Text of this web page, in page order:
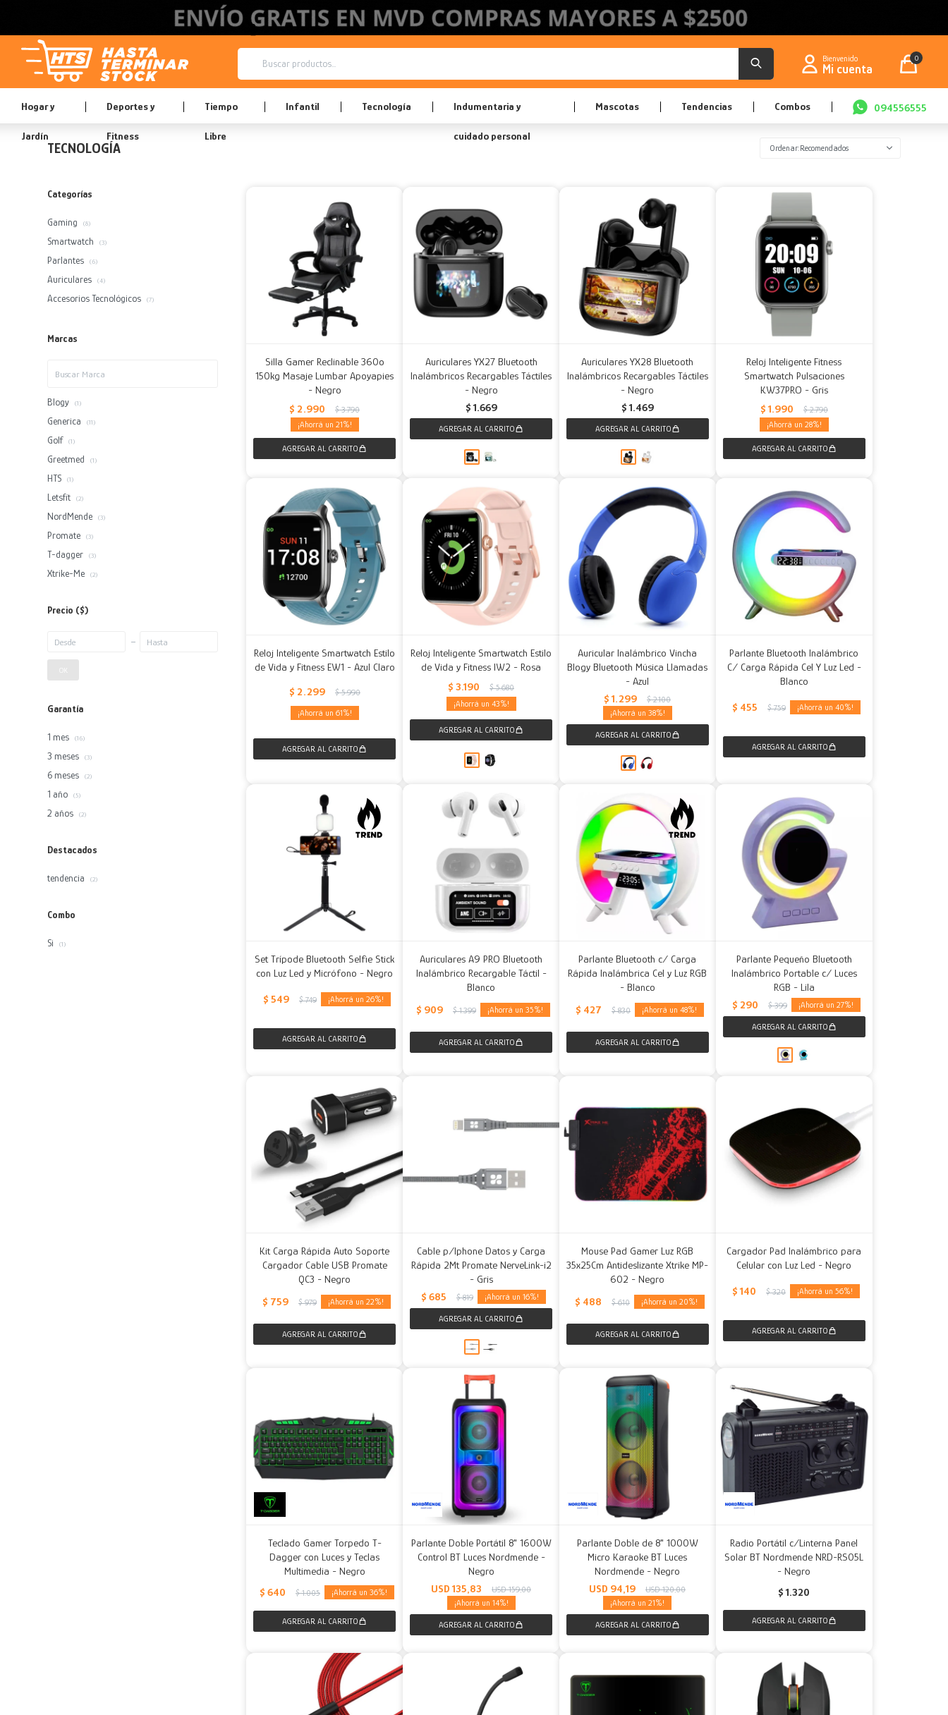
Hogar y
Jardín
Deportes y
Fitness
Tiempo
Libre
Infantil Tecnología Indumentaria y
cuidado personal
Mascotas Tendencias Combos 094556555
0
TECNOLOGÍA Recomendados
Silla Gamer Reclinable 360º
150kg Masaje Lumbar Apoyapies
- Negro
$ 2.990 $ 3.790
21
Auriculares YX27 Bluetooth
Inalámbricos Recargables Táctiles
- Negro
$ 1.669
Auriculares YX28 Bluetooth
Inalámbricos Recargables Táctiles
- Negro
$ 1.469
Reloj Inteligente Fitness
Smartwatch Pulsaciones
KW37PRO - Gris
$ 1.990 $ 2.790
28
Reloj Inteligente Smartwatch Estilo
de Vida y Fitness EW1 - Azul Claro
$ 2.299 $ 5.990
61
Reloj Inteligente Smartwatch Estilo
de Vida y Fitness IW2 - Rosa
$ 3.190 $ 5.680
43
Auricular Inalámbrico Vincha
Blogy Bluetooth Música Llamadas
- Azul
$ 1.299 $ 2.100
38
Parlante Bluetooth Inalámbrico
C/ Carga Rápida Cel Y Luz Led -
Blanco
$ 455 $ 759 40
Set Trípode Bluetooth Selfie Stick
con Luz Led y Micrófono - Negro
$ 549 $ 749 26
Auriculares A9 PRO Bluetooth
Inalámbrico Recargable Táctil -
Blanco
$ 909 $ 1.399 35
Parlante Bluetooth c/ Carga
Rápida Inalámbrica Cel y Luz RGB
- Blanco
$ 427 $ 830 48
Parlante Pequeño Bluetooth
Inalámbrico Portable c/ Luces
RGB - Lila
$ 290 $ 399 27
Kit Carga Rápida Auto Soporte
Cargador Cable USB Promate
QC3 - Negro
$ 759 $ 979 22
Cable p/Iphone Datos y Carga
Rápida 2Mt Promate NerveLink-i2
- Gris
$ 685 $ 819 16
Mouse Pad Gamer Luz RGB
35x25Cm Antideslizante Xtrike MP-
602 - Negro
$ 488 $ 610 20
Cargador Pad Inalámbrico para
Celular con Luz Led - Negro
$ 140 $ 320 56
Teclado Gamer Torpedo T-
Dagger con Luces y Teclas
Multimedia - Negro
$ 640 $ 1.005 36
Parlante Doble Portátil 8" 1600W
Control BT Luces Nordmende -
Negro
USD 135,83 USD 159,00
14
Parlante Doble de 8" 1000W
Micro Karaoke BT Luces
Nordmende - Negro
USD 94,19 USD 120,00
21
Radio Portátil c/Linterna Panel
Solar BT Nordmende NRD-RS05L
- Negro
$ 1.320
Categorías
Gaming (8)
Smartwatch (3)
Parlantes (6)
Auriculares (4)
Accesorios Tecnológicos (7)
Marcas
Blogy (1)
Generica (11)
Golf (1)
Greetmed (1)
HTS (1)
Letsfit (2)
NordMende (3)
Promate (3)
T-dagger (3)
Xtrike-Me (2)
Precio ($)
Garantía
1 mes (16)
3 meses (3)
6 meses (2)
1 año (5)
2 años (2)
Destacados
tendencia (2)
Combo
Si (1)